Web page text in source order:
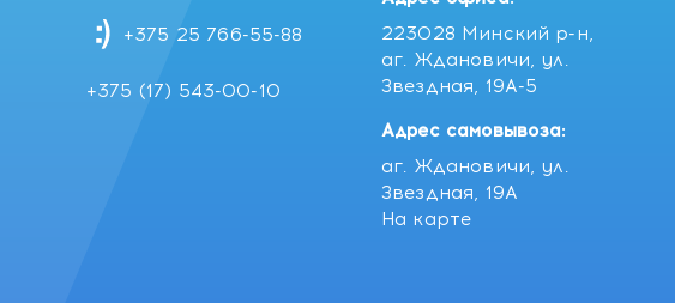
+375 25 766-55-88
+375 (17) 543-00-10
223028 Минский р-н,
аг. Ждановичи, ул.
Звездная, 19А-5
Адрес самовывоза:
аг. Ждановичи, ул.
Звездная, 19А
На карте